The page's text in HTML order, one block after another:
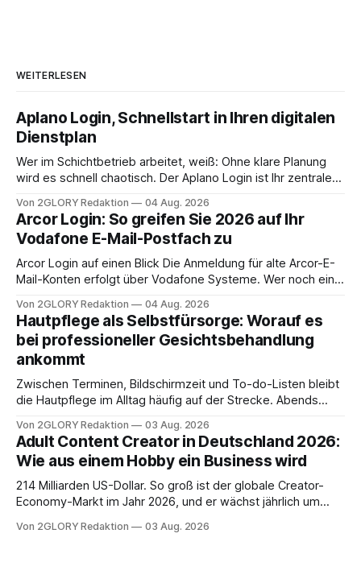
WEITERLESEN
Aplano Login, Schnellstart in Ihren digitalen
Dienstplan
Wer im Schichtbetrieb arbeitet, weiß: Ohne klare Planung
wird es schnell chaotisch. Der Aplano Login ist Ihr zentraler
abwesenheiten und die gesamte kommunikation rund um
Ihr personal digital zu organisieren. In diesem Leitfaden
erfahren Sie alles, was Sie für einen reibungslosen Einstieg
brauchen, von der Registrierung
Von 2GLORY Redaktion 04 Aug. 2026
Arcor Login: So greifen Sie 2026 auf Ihr
Vodafone E-Mail-Postfach zu
Arcor Login auf einen Blick Die Anmeldung für alte Arcor-E-
Mail-Konten erfolgt über Vodafone Systeme. Wer noch eine
besitzt, loggt sich heute über das Vodafone E-Mail & Cloud
Portal ein. Der klassische Arcor Login über mail.
Von 2GLORY Redaktion 04 Aug. 2026
Hautpflege als Selbstfürsorge: Worauf es
bei professioneller Gesichtsbehandlung
ankommt
Zwischen Terminen, Bildschirmzeit und To-do-Listen bleibt
die Hautpflege im Alltag häufig auf der Strecke. Abends
Drogerie – mehr ist zeitlich oft nicht drin. Dabei reagiert die
Haut empfindlich auf Stress, Schlafmangel und
Umwelteinflüsse: Sie wirkt müde, spannt oder neigt zu
Unreinheiten. Professionelle
Von 2GLORY Redaktion 03 Aug. 2026
Adult Content Creator in Deutschland 2026:
Wie aus einem Hobby ein Business wird
214 Milliarden US-Dollar. So groß ist der globale Creator-
Economy-Markt im Jahr 2026, und er wächst jährlich um
ist längst ein ernstzunehmender Wirtschaftszweig. Weltweit
Von 2GLORY Redaktion 03 Aug. 2026